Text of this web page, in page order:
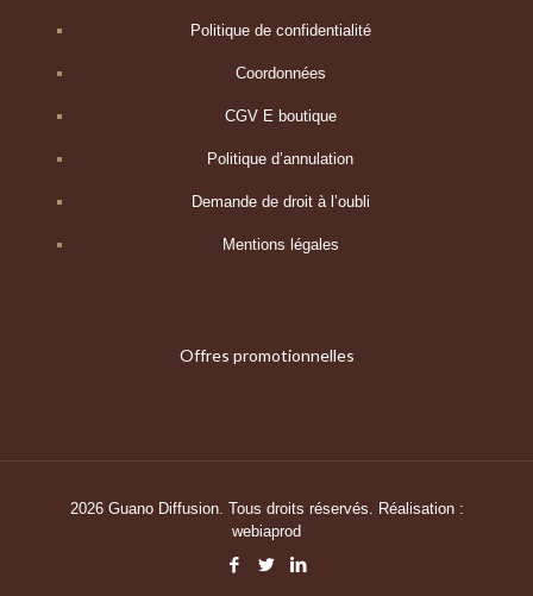
Politique de confidentialité
Coordonnées
CGV E boutique
Politique d’annulation
Demande de droit à l’oubli
Mentions légales
Offres promotionnelles
2026 Guano Diffusion. Tous droits réservés. Réalisation :
webiaprod